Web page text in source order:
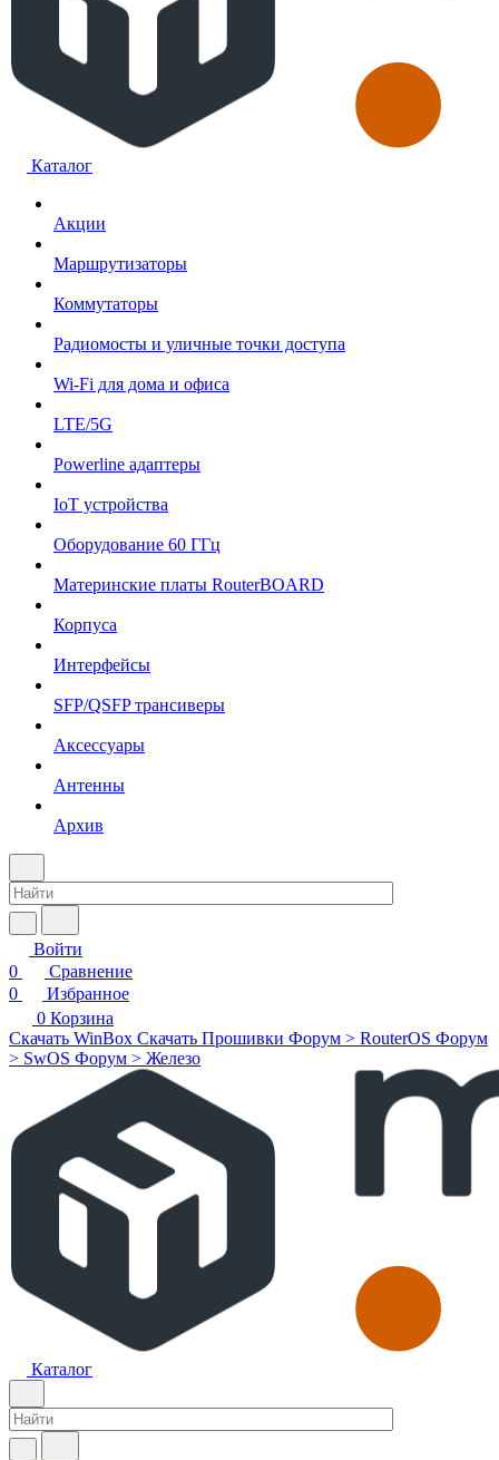
Каталог
Акции
Маршрутизаторы
Коммутаторы
Радиомосты и уличные точки доступа
Wi-Fi для дома и офиса
LTE/5G
Powerline адаптеры
IoT устройства
Оборудование 60 ГГц
Материнские платы RouterBOARD
Корпуса
Интерфейсы
SFP/QSFP трансиверы
Аксессуары
Антенны
Архив
Войти
0
Сравнение
0
Избранное
0 Корзина
Скачать WinBox Скачать Прошивки Форум > RouterOS Форум
> SwOS Форум > Железо
Каталог